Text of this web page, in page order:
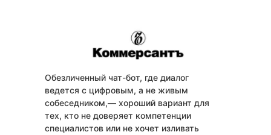
Обезличенный чат-бот, где диалог
ведется с цифровым, а не живым
собеседником,— хороший вариант для
тех, кто не доверяет компетенции
специалистов или не хочет изливать